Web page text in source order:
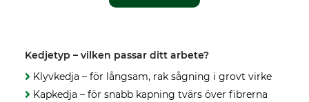
Kedjetyp – vilken passar ditt arbete?
Klyvkedja – för långsam, rak sågning i grovt virke
Kapkedja – för snabb kapning tvärs över fibrerna